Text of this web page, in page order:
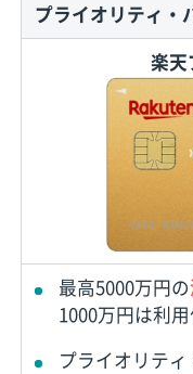
プライオリティ・
楽天
最高5000万円の
1000万円は利用
プライオリテ